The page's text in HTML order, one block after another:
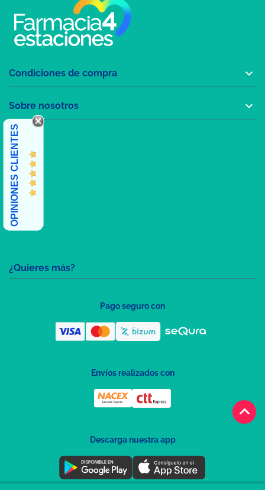
keyboard_arrow_up
¿Quieres más?
Condiciones de compra 
Sobre nosotros 
OPINIONES CLIENTES
Pago seguro con
Envíos realizados con
Descarga nuestra app